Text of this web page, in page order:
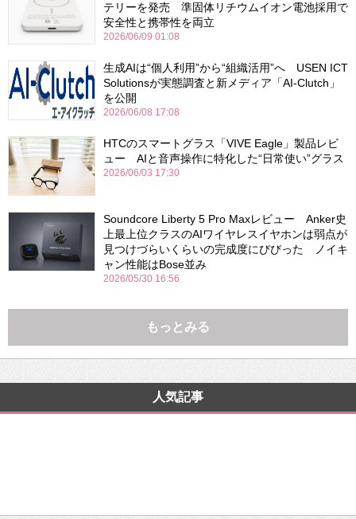
テリーを発売 準固体リチウムイオン電池採用で
安全性と携帯性を両立
2026/06/09 01:08
生成AIは“個人利用”から“組織活用”へ USEN ICT
Solutionsが実態調査と新メディア「AI-Clutch」
を公開
2026/06/08 17:08
HTCのスマートグラス「VIVE Eagle」製品レビ
ュー AIと音声操作に特化した“日常使い”グラス
2026/06/03 17:30
Soundcore Liberty 5 Pro Maxレビュー Anker史
上最上位クラスのAIワイヤレスイヤホンは弱点が
見つけづらいくらいの完成度にびびった ノイキ
ャン性能はBose並み
2026/05/30 16:56
もっとみる
人気記事